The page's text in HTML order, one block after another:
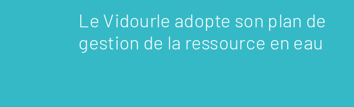
Le Vidourle adopte son plan de
gestion de la ressource en eau